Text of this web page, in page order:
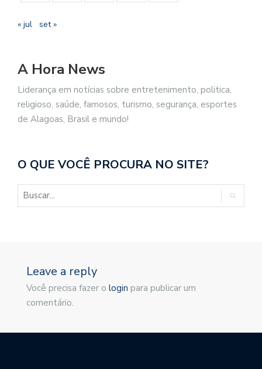
« jul set »
A Hora News
Liderança em notícias sobre entretenimento, politica,
religioso, saúde, famosos, turismo, segurança, esportes
de Alagoas, Brasil e mundo!
O QUE VOCÊ PROCURA NO SITE?
Leave a reply
Você precisa fazer o login para publicar um
comentário.